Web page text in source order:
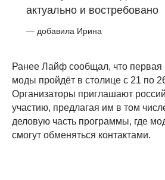
актуально и востребовано
— добавила Ирина
Ранее Лайф сообщал, что первая
моды пройдёт в столице с 21 по
Организаторы приглашают
участию, предлагая им в том
деловую часть программы, где
смогут обменяться контактами.
Екатеринбург, LA GALERIE, ул Хохрякова,
Москва, ЦДД, Садовническая ул, 80
и
Производство
Lookbook
Показы